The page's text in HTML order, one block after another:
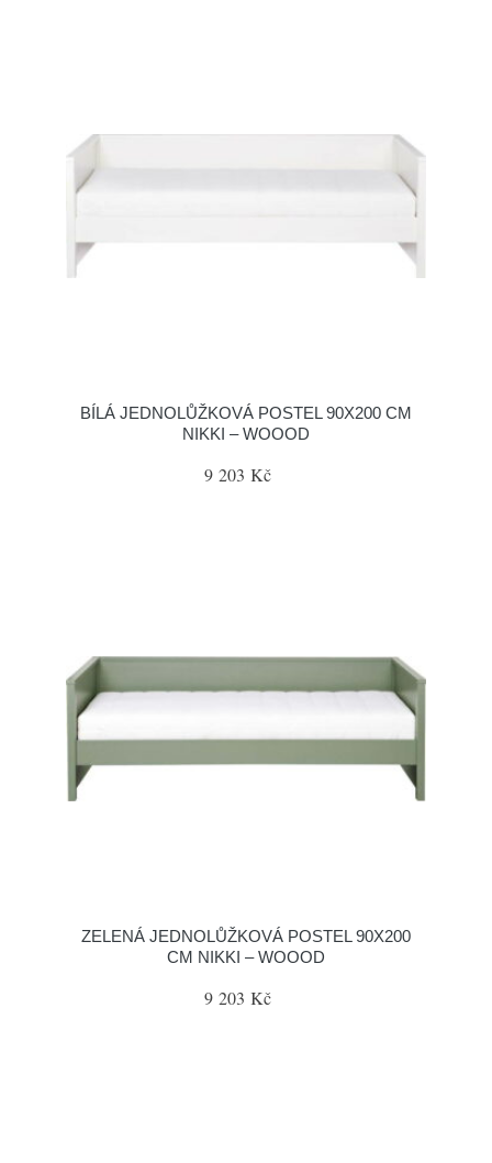
BÍLÁ JEDNOLŮŽKOVÁ POSTEL 90X200 CM
NIKKI – WOOOD
9 203 Kč
ZELENÁ JEDNOLŮŽKOVÁ POSTEL 90X200
CM NIKKI – WOOOD
9 203 Kč